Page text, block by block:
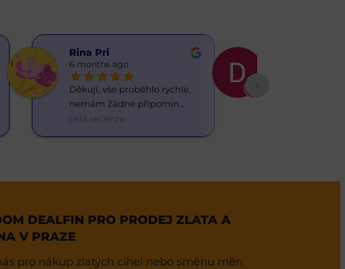
Rina Pri
6 months ago
Děkuji, vše proběhlo rychle,
nemám žádné připomín...
celá recenze
DEALFIN PRO PRODEJ ZLATA A
V PRAZE
pro nákup zlatých cihel nebo směnu měn